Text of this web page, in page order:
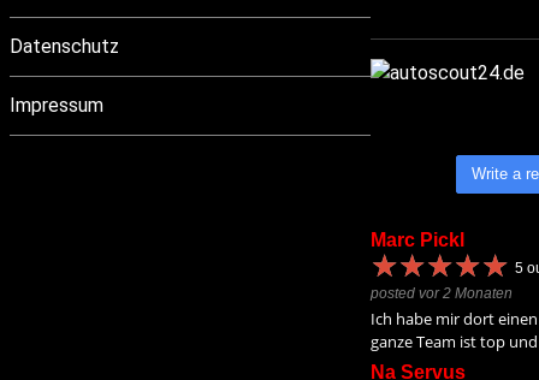
Datenschutz
Impressum
Write a
Marc Pickl
★★★★★
★★★★★ 5
posted vor 2 Monaten
Ich habe mir dort einen
ganze Team ist top
Na Servus